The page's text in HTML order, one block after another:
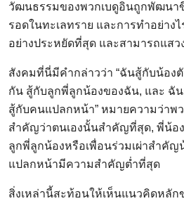
วัฒนธรรมของพวกเบดูอินถูกพัฒนา
รอดในทะเลทราย และการทำอย่าง
อย่างประหยัดที่สุด และสามารถแส
สังคมที่นี่มีคำกล่าวว่า “ฉันสู้กับน้อง
กัน สู้กับลูกพี่ลูกน้องของฉัน, และ ฉั
สู้กับคนแปลกหน้า” หมายความว่าพ
สำคัญว่าตนเองนั้นสำคัญที่สุด, พี่น้อ
ลูกพี่ลูกน้องหรือเพื่อนร่วมเผ่าสำคัญ
แปลกหน้ามีความสำคัญต่ำที่สุด
สิ่งเหล่านี้สะท้อนให้เห็นแนวคิดหลัก